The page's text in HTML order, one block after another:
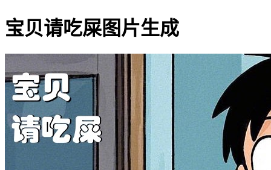
宝贝请吃屎图片生成